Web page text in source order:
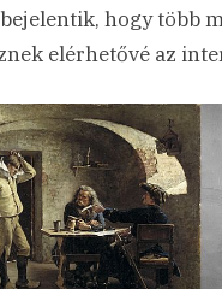
bejelentik, hogy több
elérhetővé az